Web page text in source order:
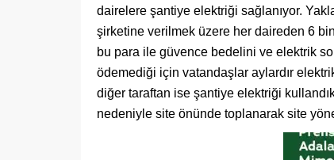
dairelere şantiye elektriği sağlanıyor.
şirketine verilmek üzere her daireden 6
bu para ile güvence bedelini ve elektrik
ödemediği için vatandaşlar aylardır
diğer taraftan ise şantiye elektriği
nedeniyle site önünde toplanarak site